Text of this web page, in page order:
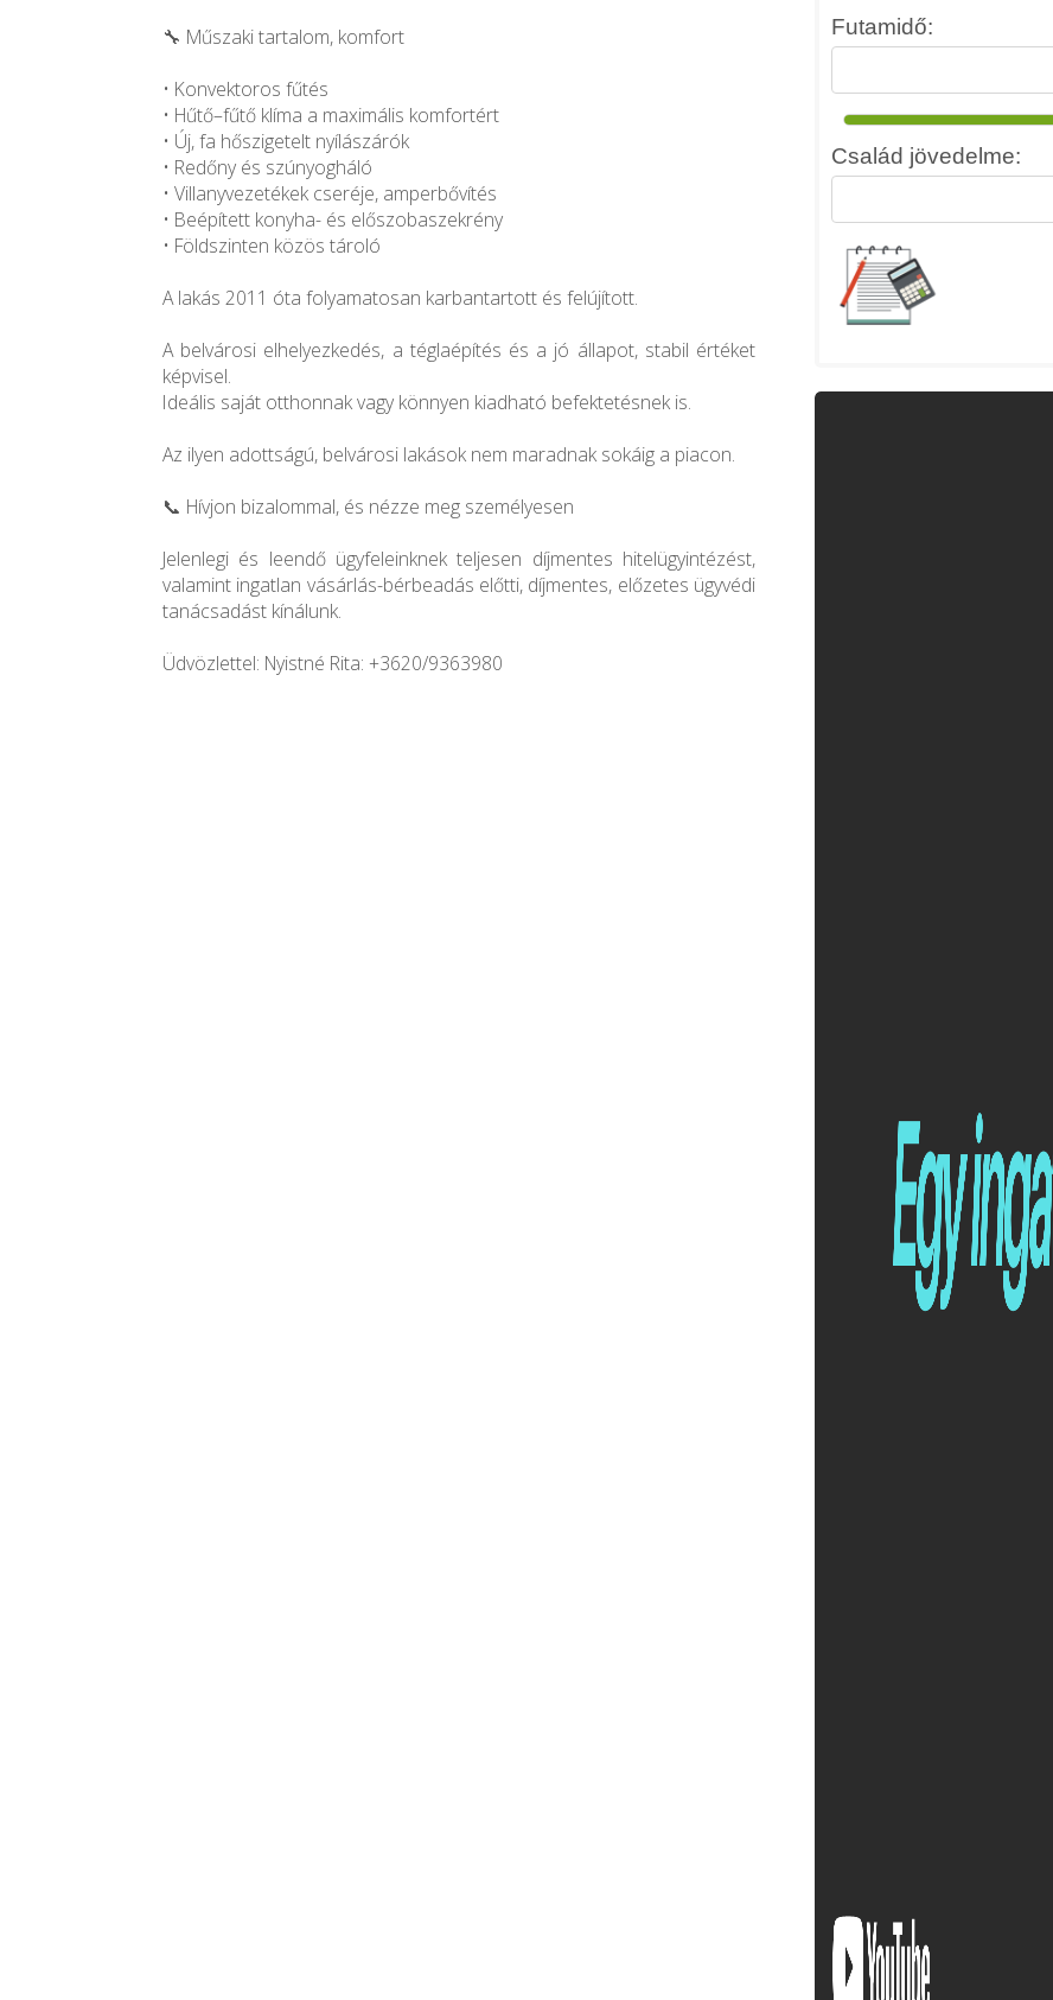
🔧 Műszaki tartalom, komfort
• Konvektoros fűtés
• Hűtő–fűtő klíma a maximális komfortért
• Új, fa hőszigetelt nyílászárók
• Redőny és szúnyogháló
• Villanyvezetékek cseréje, amperbővítés
• Beépített konyha- és előszobaszekrény
• Földszinten közös tároló
A lakás 2011 óta folyamatosan karbantartott és felújított.
A belvárosi elhelyezkedés, a téglaépítés és a jó állapot, stabil értéket
képvisel.
Ideális saját otthonnak vagy könnyen kiadható befektetésnek is.
Az ilyen adottságú, belvárosi lakások nem maradnak sokáig a piacon.
📞 Hívjon bizalommal, és nézze meg személyesen
Jelenlegi és leendő ügyfeleinknek teljesen díjmentes hitelügyintézést,
valamint ingatlan vásárlás-bérbeadás előtti, díjmentes, előzetes ügyvédi
tanácsadást kínálunk.
Üdvözlettel: Nyistné Rita: +3620/9363980